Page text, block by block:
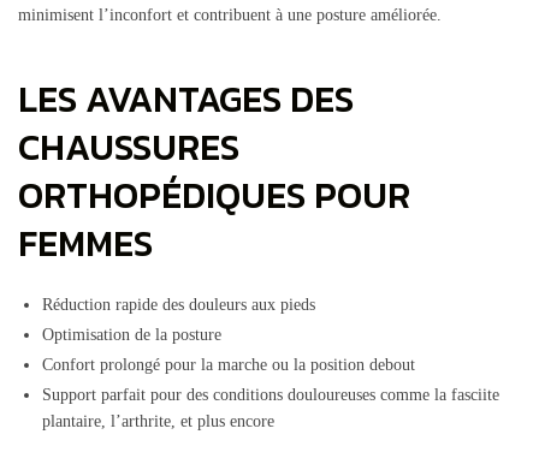
minimisent l’inconfort et contribuent à une posture améliorée.
LES AVANTAGES DES
CHAUSSURES
ORTHOPÉDIQUES POUR
FEMMES
Réduction rapide des douleurs aux pieds
Optimisation de la posture
Confort prolongé pour la marche ou la position debout
Support parfait pour des conditions douloureuses comme la fasciite
plantaire, l’arthrite, et plus encore